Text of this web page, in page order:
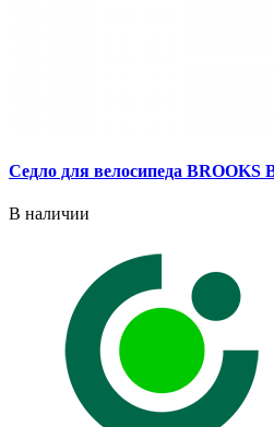
Седло для велосипеда BROOKS
В наличии